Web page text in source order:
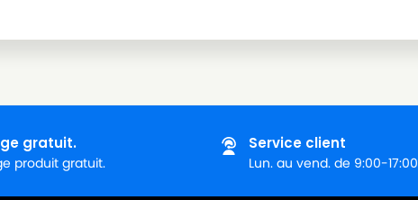
gratuit.
produit gratuit.
Service client
Lun. au vend. de 9:00-17:00